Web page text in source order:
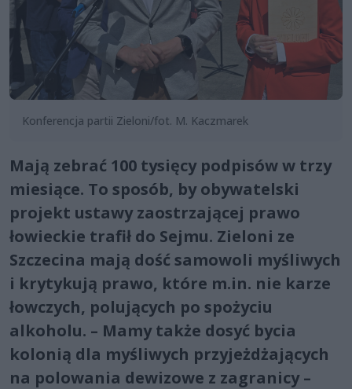
Konferencja partii Zieloni/fot. M. Kaczmarek
Mają zebrać 100 tysięcy podpisów w trzy
miesiące. To sposób, by obywatelski
projekt ustawy zaostrzającej prawo
łowieckie trafił do Sejmu. Zieloni ze
Szczecina mają dość samowoli myśliwych
i krytykują prawo, które m.in. nie karze
łowczych, polujących po spożyciu
alkoholu. – Mamy także dosyć bycia
kolonią dla myśliwych przyjeżdżających
na polowania dewizowe z zagranicy –